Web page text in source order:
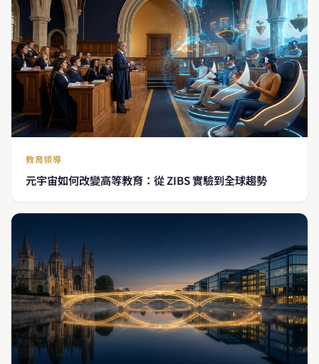
教育領導
元宇宙如何改變高等教育：從 ZIBS 實驗到全球趨勢